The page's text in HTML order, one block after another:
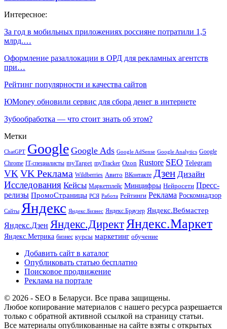
Интересное:
За год в мобильных приложениях россияне потратили 1,5
млрд.…
Оформление разаллокации в ОРД для рекламных агентств
при…
Рейтинг популярности и качества сайтов
ЮMoney обновили сервис для сбора денег в интернете
Зубообработка — что стоит знать об этом?
Метки
ChatGPT Google Google Ads Google AdSense Google Analytics Google
Chrome IT-специалисты myTarget myTracker Ozon Rustore SEO Telegram
VK VK Реклама Wildberries Авито ВКонтакте Дзен Дизайн
Исследования Кейсы Маркетплейс Минцифры Нейросети Пресс-
релизы ПромоСтраницы РСЯ Работа Рейтинги Реклама Роскомнадзор
Сайты Яндекс Яндекс.Бизнес Яндекс.Браузер Яндекс.Вебмастер
Яндекс.Дзен Яндекс.ДиректЯндекс.Маркет
Яндекс.Метрика бизнес курсы маркетинг обучение
Добавить сайт в каталог
Опубликовать статью бесплатно
Поисковое продвижение
Реклама на портале
© 2026 - SEO в Беларуси. Все права защищены.
Любое копирование материалов с нашего ресурса разрешается
только с обратной активной ссылкой на страницу статьи.
Все материалы опубликованные на сайте взяты с открытых